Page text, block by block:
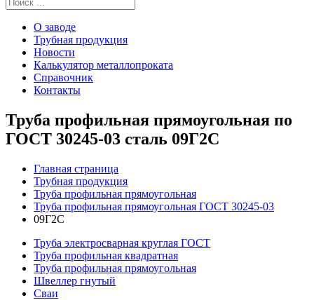
О заводе
Трубная продукция
Новости
Калькулятор металлопроката
Справочник
Контакты
Труба профильная прямоугольная по
ГОСТ 30245-03 сталь 09Г2С
Главная страница
Трубная продукция
Труба профильная прямоугольная
Труба профильная прямоугольная ГОСТ 30245-03
09Г2С
Труба электросварная круглая ГОСТ
Труба профильная квадратная
Труба профильная прямоугольная
Швеллер гнутый
Сваи